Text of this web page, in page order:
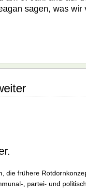
sagen, was
die frühere
, partei- und